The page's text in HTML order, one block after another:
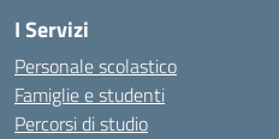
I Servizi
Personale scolastico
Famiglie e studenti
Percorsi di studio